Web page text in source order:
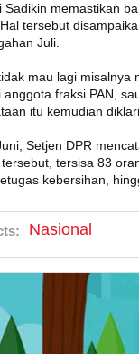
Sadikin memastikan
tersebut
Juli.
mau lagi misalnya
anggota fraksi PAN,
itu kemudian
Setjen DPR
tersisa 83
kebersihan,
Nasional